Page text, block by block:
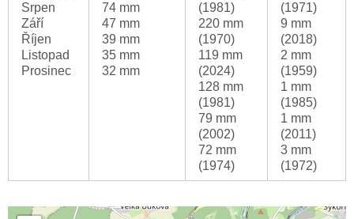
Srpen
Září
Říjen
Listopad
Prosinec
74 mm
47 mm
39 mm
35 mm
32 mm
(1981)
220 mm
(1970)
119 mm
(2024)
128 mm
(1981)
79 mm
(2002)
72 mm
(1974)
(1971)
9 mm
(2018)
2 mm
(1959)
1 mm
(1985)
1 mm
(2011)
3 mm
(1972)